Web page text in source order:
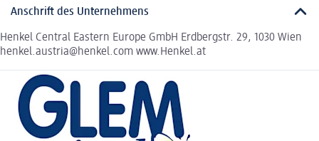
Anschrift des Unternehmens
Henkel Central Eastern Europe GmbH Erdbergstr. 29, 1030 Wien
henkel.austria@henkel.com www.Henkel.at